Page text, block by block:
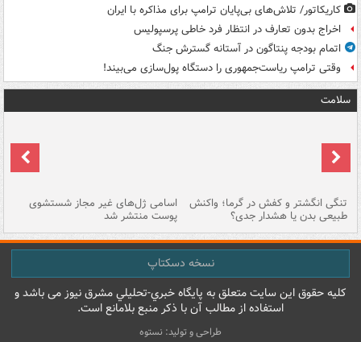
کاریکاتور/ تلاش‌های بی‌پایان ترامپ برای مذاکره با ایران
اخراج بدون تعارف در انتظار فرد خاطی پرسپولیس
اتمام بودجه پنتاگون در آستانه گسترش جنگ
وقتی ترامپ ریاست‌جمهوری را دستگاه پول‌سازی می‌بیند!
سلامت
تنگی انگشتر و کفش در گرما؛ واکنش
طبیعی بدن یا هشدار جدی؟
اسامی ژل‌های غیر مجاز شستشوی
پوست منتشر شد
نسخه دسکتاپ
کليه حقوق اين سايت متعلق به پایگاه خبري-تحليلي مشرق نيوز می باشد و
استفاده از مطالب آن با ذکر منبع بلامانع است.
طراحی و تولید: نستوه